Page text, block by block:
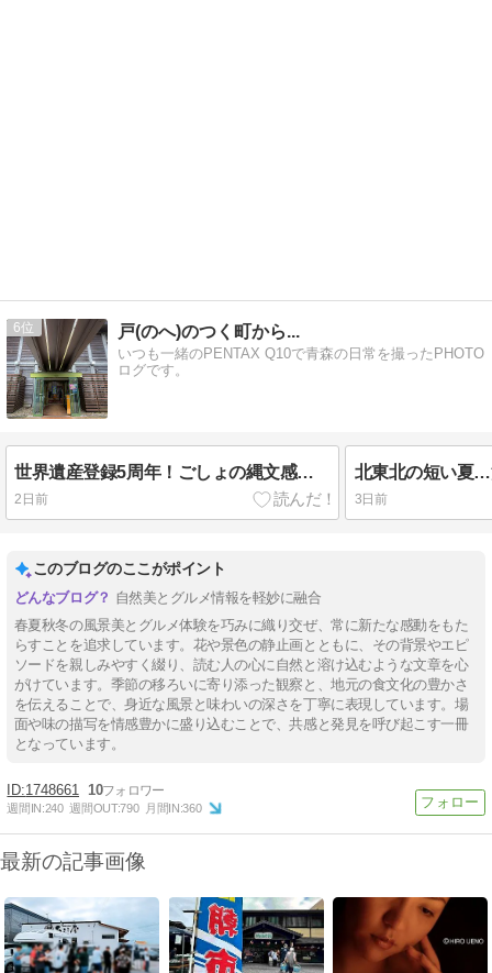
6 戸(のへ)のつく町から...
いつも一緒のPENTAX Q10で青森の日常を撮ったPHOTO
ログです。
世界遺産登録5周年！ごしょの縄文感謝祭に行ってきました♪
2日前
北東北の短い夏
3日前
このブログのここがポイント
自然美とグルメ情報を軽妙に融合
春夏秋冬の風景美とグルメ体験を巧みに織り交ぜ、常に新たな感動をもた
らすことを追求しています。花や景色の静止画とともに、その背景やエピ
ソードを親しみやすく綴り、読む人の心に自然と溶け込むような文章を心
がけています。季節の移ろいに寄り添った観察と、地元の食文化の豊かさ
を伝えることで、身近な風景と味わいの深さを丁寧に表現しています。場
面や味の描写を情感豊かに盛り込むことで、共感と発見を呼び起こす一冊
となっています。
1748661 10
週間IN:240 週間OUT:790 月間IN:360
最新の記事画像